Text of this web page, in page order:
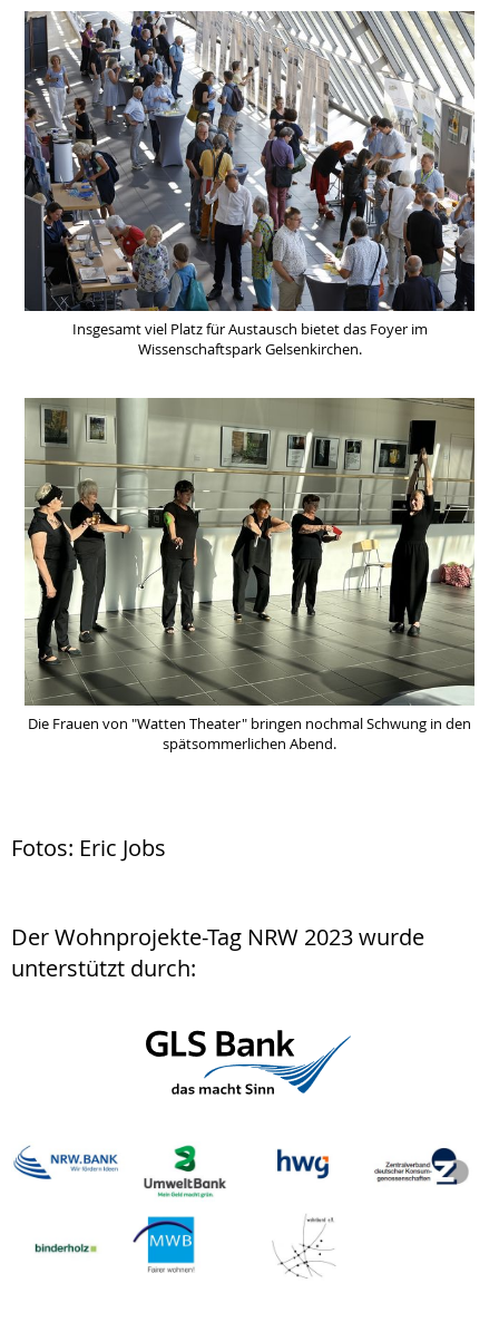
Insgesamt viel Platz für Austausch bietet das Foyer im
Wissenschaftspark Gelsenkirchen.
Die Frauen von "Watten Theater" bringen nochmal Schwung in den
spätsommerlichen Abend.
Fotos: Eric Jobs
Der Wohnprojekte-Tag NRW 2023 wurde
unterstützt durch: